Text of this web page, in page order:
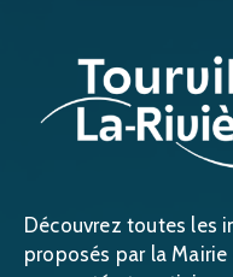
Découvrez toutes les
proposés par la Mairie